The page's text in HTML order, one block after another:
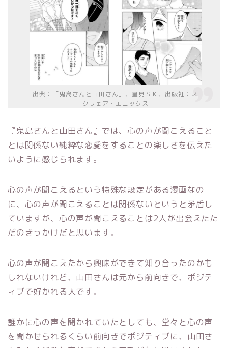
出典：「鬼島さんと山田さん」、星見ＳＫ、出版社：ス
クウェア・エニックス
『鬼島さんと山田さん』では、心の声が聞こえること
とは関係ない純粋な恋愛をすることの楽しさを伝えた
いように感じられます。
心の声が聞こえるという特殊な設定がある漫画なの
に、心の声が聞こえることは関係ないというと矛盾し
ていますが、心の声が聞こえることは2人が出会えたた
だのきっかけだと思います。
心の声が聞こえたから興味ができて知り合ったのかも
しれないけれど、山田さんは元から前向きで、ポジテ
ィブで好かれる人です。
誰かに心の声を聞かれていたとしても、堂々と心の声
を聞かせられるくらい前向きでポジティブに、山田さ